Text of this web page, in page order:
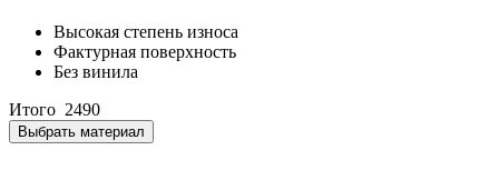
Высокая степень износа
Фактурная поверхность
Без винила
Итого 2490
Выбрать материал